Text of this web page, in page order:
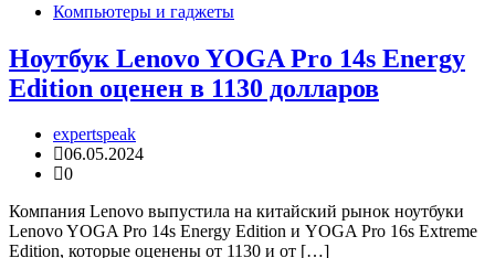
Компьютеры и гаджеты
Ноутбук Lenovo YOGA Pro 14s Energy
Edition оценен в 1130 долларов
expertspeak
06.05.2024
0
Компания Lenovo выпустила на китайский рынок ноутбуки
Lenovo YOGA Pro 14s Energy Edition и YOGA Pro 16s Extreme
Edition, которые оценены от 1130 и от […]